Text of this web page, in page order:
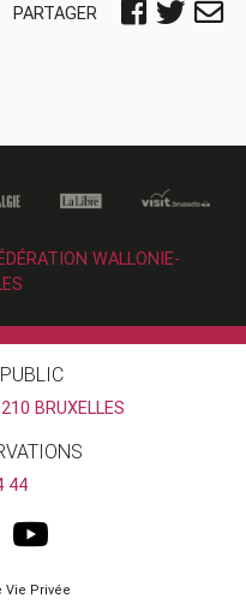
PARTAGER
WALLONIE-
BRUXELLES
44
Privée